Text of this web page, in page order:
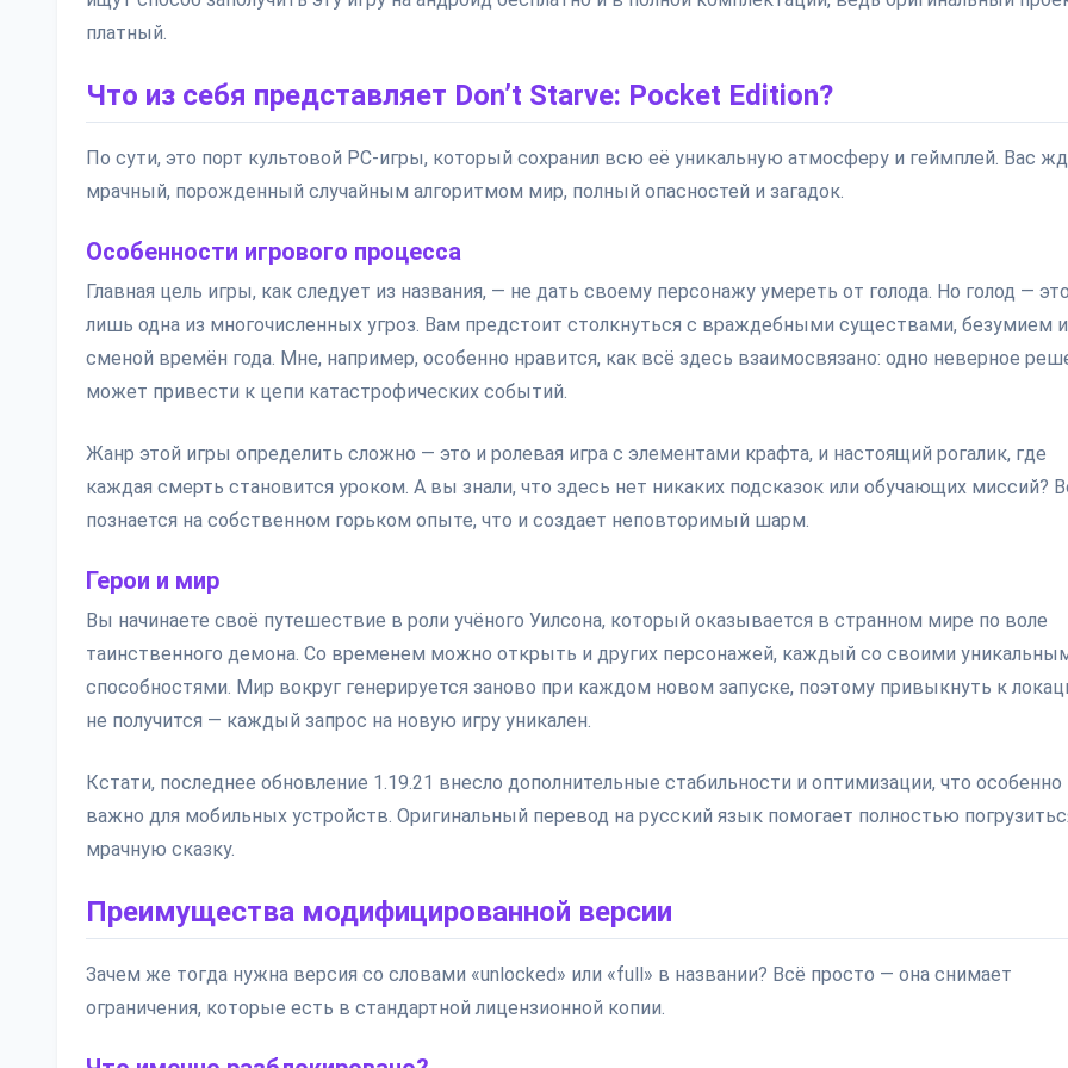
платный.
Что из себя представляет Don’t Starve: Pocket Edition?
По сути, это порт культовой PC-игры, который сохранил всю её уникальную атмосферу и геймплей. Вас
мрачный, порожденный случайным алгоритмом мир, полный опасностей и загадок.
Особенности игрового процесса
Главная цель игры, как следует из названия, — не дать своему персонажу умереть от голода. Но голод — это
лишь одна из многочисленных угроз. Вам предстоит столкнуться с враждебными существами, безумием и
сменой времён года. Мне, например, особенно нравится, как всё здесь взаимосвязано: одно неверное
может привести к цепи катастрофических событий.
Жанр этой игры определить сложно — это и ролевая игра с элементами крафта, и настоящий рогалик, где
каждая смерть становится уроком. А вы знали, что здесь нет никаких подсказок или обучающих миссий?
познается на собственном горьком опыте, что и создает неповторимый шарм.
Герои и мир
Вы начинаете своё путешествие в роли учёного Уилсона, который оказывается в странном мире по воле
таинственного демона. Со временем можно открыть и других персонажей, каждый со своими
способностями. Мир вокруг генерируется заново при каждом новом запуске, поэтому привыкнуть к
не получится — каждый запрос на новую игру уникален.
Кстати, последнее обновление 1.19.21 внесло дополнительные стабильности и оптимизации, что особенно
важно для мобильных устройств. Оригинальный перевод на русский язык помогает полностью
мрачную сказку.
Преимущества модифицированной версии
Зачем же тогда нужна версия со словами «unlocked» или «full» в названии? Всё просто — она снимает
ограничения, которые есть в стандартной лицензионной копии.